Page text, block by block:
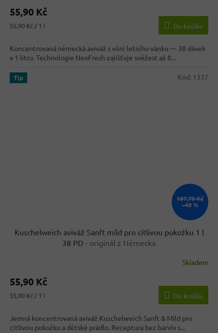
produktu
4,0
5
hvězdiček.
55,90 Kč
Měrná
55,90 Kč / 1 l Do košíku
Koncentrovaná německá aviváž s vůní letního vánku — 38 dávek
v 1 litru. Technologie NeoFresh zajišťuje svěžest až 8...
Tip
107,70 Kč
–48 %
Kuschelweich aviváž Sanft mild pro citlivou pokožku 1 l
38 PD - originál z Německa
produktu
3,8
5
hvězdiček.
Skladem
55,90 Kč
Měrná
55,90 Kč / 1 l Do košíku
Jemná koncentrovaná aviváž Kuschelweich Sanft & Mild pro
citlivou pokožku a dětské prádlo. Receptura bez barviv s...
Kód: 1337